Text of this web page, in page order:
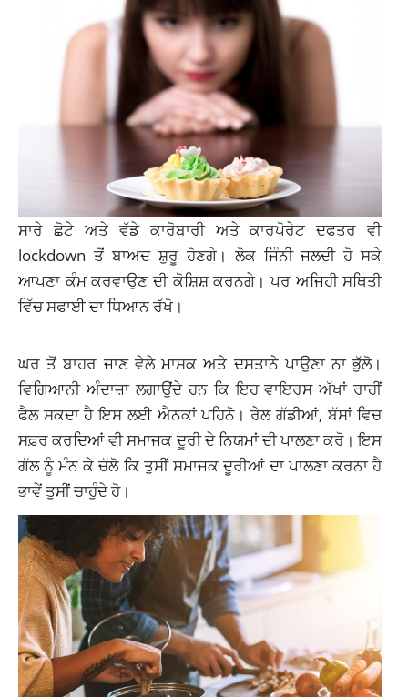
ਸਾਰੇ ਛੋਟੇ ਅਤੇ ਵੱਡੇ ਕਾਰੋਬਾਰੀ ਅਤੇ ਕਾਰਪੋਰੇਟ ਦਫਤਰ ਵੀ
lockdown ਤੋਂ ਬਾਅਦ ਸ਼ੁਰੂ ਹੋਣਗੇ। ਲੋਕ ਜਿੰਨੀ ਜਲਦੀ ਹੋ ਸਕੇ
ਆਪਣਾ ਕੰਮ ਕਰਵਾਉਣ ਦੀ ਕੋਸ਼ਿਸ਼ ਕਰਨਗੇ। ਪਰ ਅਜਿਹੀ ਸਥਿਤੀ
ਵਿੱਚ ਸਫਾਈ ਦਾ ਧਿਆਨ ਰੱਖੋ।
ਘਰ ਤੋਂ ਬਾਹਰ ਜਾਣ ਵੇਲੇ ਮਾਸਕ ਅਤੇ ਦਸਤਾਨੇ ਪਾਉਣਾ ਨਾ ਭੁੱਲੋ।
ਵਿਗਿਆਨੀ ਅੰਦਾਜ਼ਾ ਲਗਾਉਂਦੇ ਹਨ ਕਿ ਇਹ ਵਾਇਰਸ ਅੱਖਾਂ ਰਾਹੀਂ
ਫੈਲ ਸਕਦਾ ਹੈ ਇਸ ਲਈ ਐਨਕਾਂ ਪਹਿਨੋ। ਰੇਲ ਗੱਡੀਆਂ, ਬੱਸਾਂ ਵਿਚ
ਸਫ਼ਰ ਕਰਦਿਆਂ ਵੀ ਸਮਾਜਕ ਦੂਰੀ ਦੇ ਨਿਯਮਾਂ ਦੀ ਪਾਲਣਾ ਕਰੋ। ਇਸ
ਗੱਲ ਨੂੰ ਮੰਨ ਕੇ ਚੱਲੋ ਕਿ ਤੁਸੀਂ ਸਮਾਜਕ ਦੂਰੀਆਂ ਦਾ ਪਾਲਣਾ ਕਰਨਾ ਹੈ
ਭਾਵੇਂ ਤੁਸੀਂ ਚਾਹੁੰਦੇ ਹੋ।